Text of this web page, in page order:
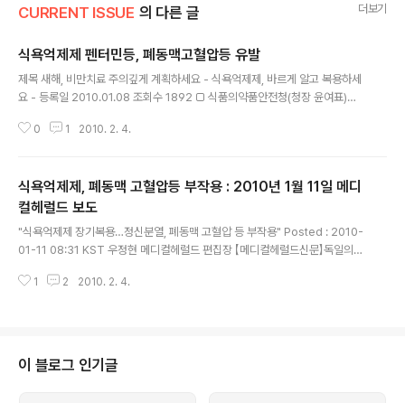
CURRENT ISSUE 의 다른 글 더보기
식욕억제제 펜터민등, 폐동맥고혈압등 유발
제목 새해, 비만치료 주의깊게 계획하세요 - 식욕억제제, 바르게 알고 복용하세
요 - 등록일 2010.01.08 조회수 1892 □ 식품의약품안전청(청장 윤여표)은
을 준수하여 줄 것을 당부하였다. ○ 비만치료를 목적으로 식욕억제제를 복용할
고 불면증, 정신분열증, 폐동맥 고혈압 등의 만성 중독 증상을 보이게 되는 만큼
장기복용을 금지해야 한다. □ 비만이란 몸에 지방이 필요이상으로 있는 상태를
말하며, 식이요법이나 운동요법만으로 효과가 없을 경우 비만치료제를 사용할
수 있으며 그 작용원..
0 1 2010. 2. 4.
식욕억제제, 폐동맥 고혈압등 부작용 : 2010년 1월 11일 메디
컬헤럴드 보도
"식욕억제제 장기복용…정신분열, 폐동맥 고혈압 등 부작용" Posted : 2010-
01-11 08:31 KST 우정현 메디컬헤럴드 편집장 【메디컬헤럴드신문】독일의
같은 명곡을 남겨 많은 사람에게 감동을 주었다.예술가들은 창작을 위해 뼈를
장은 광동제약(아디펙스), 휴온스(펜디) 등 다수 제약사들이 시장을 형성, 공략
하고 있다. 이런 가운데 식품의약품안전청은 비만치료를 위해 식욕억제제 사용
1 2 2010. 2. 4.
이 블로그 인기글